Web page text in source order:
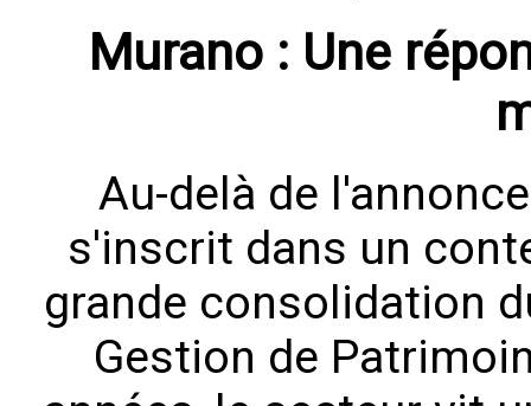
Murano : Une
Au-delà de
s'inscrit dans un
grande consolidation
Gestion de